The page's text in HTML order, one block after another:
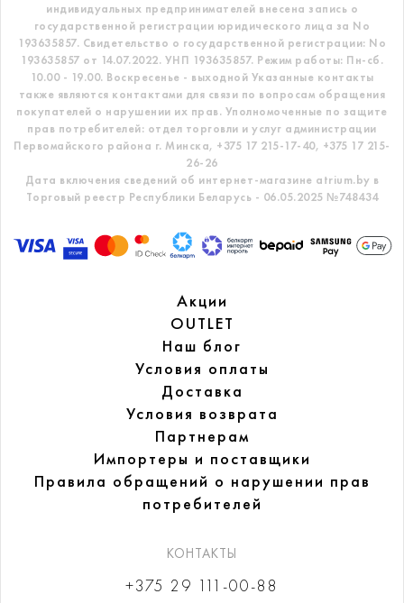
индивидуальных предпринимателей внесена запись о
государственной регистрации юридического лица за No
193635857. Свидетельство о государственной регистрации: No
193635857 от 14.07.2022. УНП 193635857. Режим работы: Пн-сб.
10.00 - 19.00. Воскресенье - выходной Указанные контакты
также являются контактами для связи по вопросам обращения
покупателей о нарушении их прав. Уполномоченные по защите
прав потребителей: отдел торговли и услуг администрации
Первомайского района г. Минска, +375 17 215-17-40, +375 17 215-
26-26
Дата включения сведений об интернет-магазине atrium.by в
Торговый реестр Республики Беларусь - 06.05.2025 №748434
Акции
OUTLET
Наш блог
Условия оплаты
Доставка
Условия возврата
Партнерам
Импортеры и поставщики
Правила обращений о нарушении прав
потребителей
КОНТАКТЫ
+375 29 111-00-88